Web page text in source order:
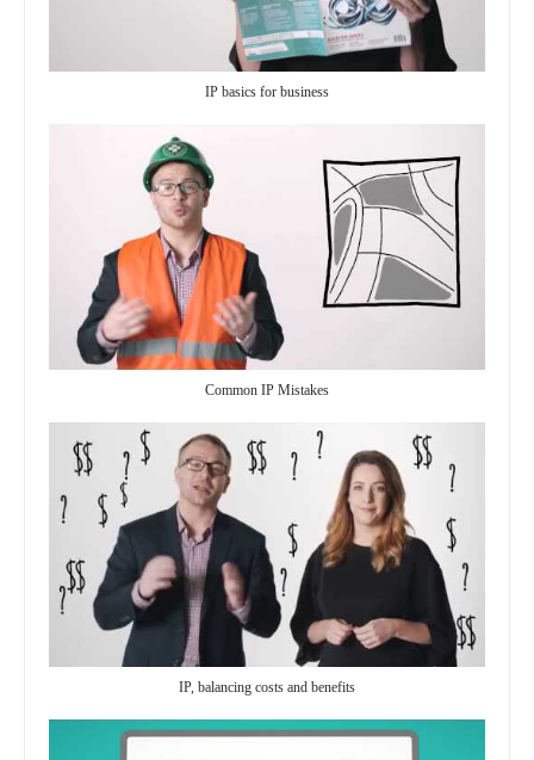
IP basics for business
Common IP Mistakes
IP, balancing costs and benefits